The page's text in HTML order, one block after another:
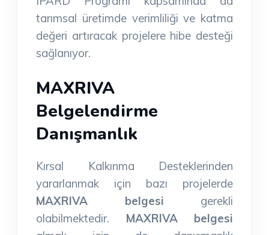
tarımsal üretimde verimliliği ve katma
değeri artıracak projelere hibe desteği
sağlanıyor.
MAXRIVA
Belgelendirme
Danışmanlık
Kırsal Kalkınma Desteklerinden
yararlanmak için bazı projelerde
MAXRIVA belgesi gerekli
olabilmektedir. MAXRIVA belgesi